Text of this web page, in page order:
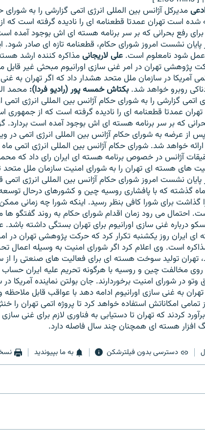
مدیرکل آژانس بین المللی انرژی اتمی گزارشی را به
شده است تهران عمدتا قطعنامه ای را نادیده گرفته است که
برای رفع بحرانی که بر سر برنامه هسته ای اش بوجود آمده
نشست امروز شورای حکام، قطعنامه تازه ای صادر شود.
شود نامعلوم است.علی لاریجانیمذاکره کننده ارشد
پژوهشی تهران در امر غنی سازی اورانیوم مبحثی غیر
آمریکا در سازمان ملل متحد هشدار داد که اگر تهران به
روبرو خواهد شد.بکتاش خمسه پور (رادیو فردا):محمد
اتمی گزارشی را به شورای حکام آژانس بین المللی انرژی
عمدتا قطعنامه ای را نادیده گرفته است که از جمهوری
که بر سر برنامه هسته ای اش بوجود آمده است بردارد.
از عرضه به شورای حکام آژانس بین المللی انرژی اتمی در
خواهد شد. شورای حکام آژانس بین المللی انرژی
آژانس در خصوص برنامه هسته ای ایران رای داد که
های هسته ای تهران را به شورای امنیت سازمان ملل
نشست امروز شورای حکام آژانس بین المللی انرژی اتمی
ماه گذشته که با پافشاری روسیه چین و کشورهای درحال
گذاشت برای شورا کافی بنظر رسید. اینکه شورا چه زمانی
احتمال می رود زمان اقدام شورای حکام به روند گفتگو ها
درباره غنی سازی اورانیوم برای تهران بستگی داشته باشد.
ایران روز یکشنبه تکرار کرد که حرکت پژوهشی تهران در
است. وی اعلام کرد اگر شورای امنیت به وسیله اعمال
تهران تولید سوخت هسته ای برای فعالیت های صنعتی را
روی مخالفت چین و روسیه با هرگونه تحریم علیه ایران
وتو در شورای امنیت برخوردارند. جان بولتن نماینده آمریکا
تهران به غنی سازی اورانیوم ادامه دهد با عواقب قابل
تمامی امکاناتش استفاده خواهد کرد تا پروژه اتمی تهران را
کردند که تهران تا دستیابی به فناوری لازم برای غنی سازی
هسته ای همچنان چند سال فاصله دارد.
دسترسی بدون فیلترشکن به ما بپیوندید